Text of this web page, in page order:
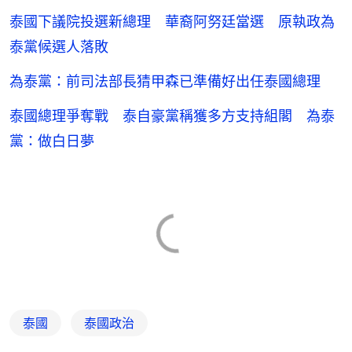
泰國下議院投選新總理 華裔阿努廷當選 原執政為
泰黨候選人落敗
為泰黨：前司法部長猜甲森已準備好出任泰國總理
泰國總理爭奪戰 泰自豪黨稱獲多方支持組閣 為泰
黨：做白日夢
泰國 泰國政治